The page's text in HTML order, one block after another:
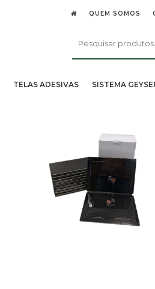
QUEM SOMOS
TELAS ADESIVAS SISTEMA